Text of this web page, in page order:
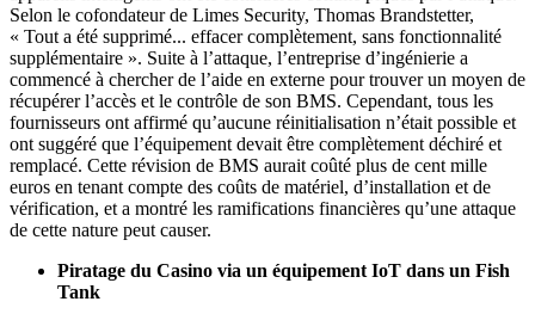
Selon le cofondateur de Limes Security, Thomas Brandstetter,
« Tout a été supprimé... effacer complètement, sans fonctionnalité
supplémentaire ». Suite à l’attaque, l’entreprise d’ingénierie a
commencé à chercher de l’aide en externe pour trouver un moyen de
récupérer l’accès et le contrôle de son BMS. Cependant, tous les
fournisseurs ont affirmé qu’aucune réinitialisation n’était possible et
ont suggéré que l’équipement devait être complètement déchiré et
remplacé. Cette révision de BMS aurait coûté plus de cent mille
euros en tenant compte des coûts de matériel, d’installation et de
vérification, et a montré les ramifications financières qu’une attaque
de cette nature peut causer.
Piratage du Casino via un équipement IoT dans un Fish
Tank